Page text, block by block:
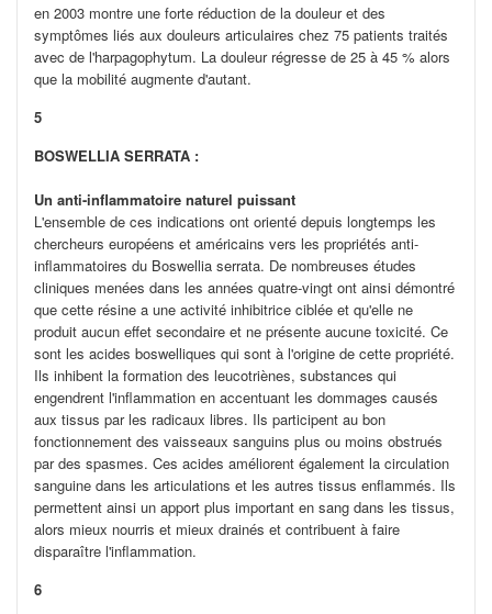
en 2003 montre une forte réduction de la douleur et des
symptômes liés aux douleurs articulaires chez 75 patients traités
avec de l'harpagophytum. La douleur régresse de 25 à 45 % alors
que la mobilité augmente d'autant.
5
BOSWELLIA SERRATA :
Un anti-inflammatoire naturel puissant
L'ensemble de ces indications ont orienté depuis longtemps les
chercheurs européens et américains vers les propriétés anti-
inflammatoires du Boswellia serrata. De nombreuses études
cliniques menées dans les années quatre-vingt ont ainsi démontré
que cette résine a une activité inhibitrice ciblée et qu'elle ne
produit aucun effet secondaire et ne présente aucune toxicité. Ce
sont les acides boswelliques qui sont à l'origine de cette propriété.
Ils inhibent la formation des leucotriènes, substances qui
engendrent l'inflammation en accentuant les dommages causés
aux tissus par les radicaux libres. Ils participent au bon
fonctionnement des vaisseaux sanguins plus ou moins obstrués
par des spasmes. Ces acides améliorent également la circulation
sanguine dans les articulations et les autres tissus enflammés. Ils
permettent ainsi un apport plus important en sang dans les tissus,
alors mieux nourris et mieux drainés et contribuent à faire
disparaître l'inflammation.
6